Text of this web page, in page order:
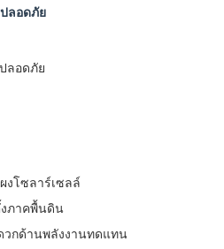
ลอดภัย
ลอดภัย
งโซลาร์เซลล์
ภาคพื้นดิน
วกด้านพลังงานทดแทน